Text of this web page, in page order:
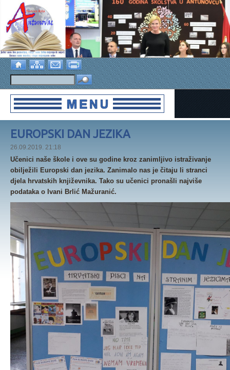
EUROPSKI DAN JEZIKA
26.09.2019. 21:18
Učenici naše škole i ove su godine kroz zanimljivo istraživanje
obilježili Europski dan jezika. Zanimalo nas je čitaju li stranci
djela hrvatskih književnika. Tako su učenici pronašli najviše
podataka o Ivani Brlić Mažuranić.